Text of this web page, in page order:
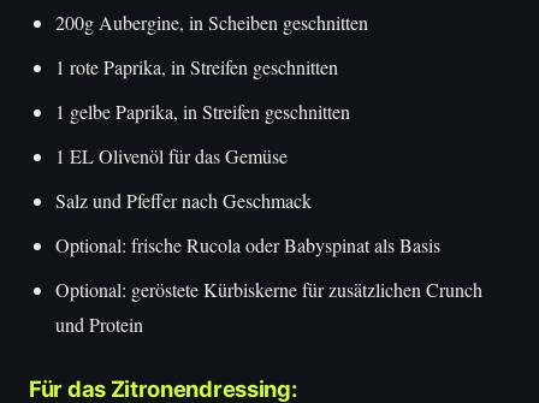
200g Aubergine, in Scheiben geschnitten
1 rote Paprika, in Streifen geschnitten
1 gelbe Paprika, in Streifen geschnitten
1 EL Olivenöl für das Gemüse
Salz und Pfeffer nach Geschmack
Optional: frische Rucola oder Babyspinat als Basis
Optional: geröstete Kürbiskerne für zusätzlichen Crunch
und Protein
Für das Zitronendressing: